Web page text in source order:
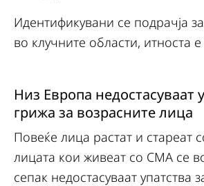
Идентификувани се подрачја
во клучните области, итноста
Низ Европа недостасуваат
грижа за возрасните лица
Повеќе лица растат и стареат
лицата кои живеат со СМА се
сепак недостасуваат упатства